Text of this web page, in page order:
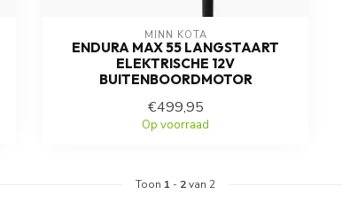
MINN KOTA
ENDURA MAX 55 LANGSTAART
ELEKTRISCHE 12V
BUITENBOORDMOTOR
€499,95
Op voorraad
Toon 1 - 2van 2